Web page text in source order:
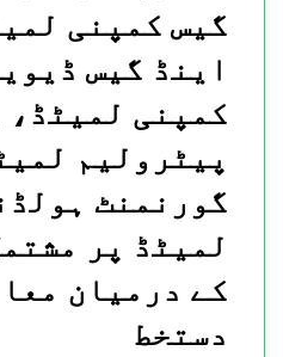
گیس کمپنی
اینڈ گیس
کمپنی لمیٹڈ،
پیٹرولیم
گورنمنٹ
لمیٹڈ پر
کے درمیان
دستخط